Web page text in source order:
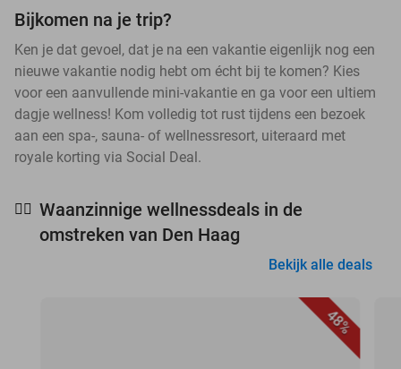
Bijkomen na je trip?
Ken je dat gevoel, dat je na een vakantie eigenlijk nog een
nieuwe vakantie nodig hebt om écht bij te komen? Kies
voor een aanvullende mini-vakantie en ga voor een ultiem
dagje wellness! Kom volledig tot rust tijdens een bezoek
aan een spa-, sauna- of wellnessresort, uiteraard met
royale korting via Social Deal.
🧖‍♀️ Waanzinnige wellnessdeals in de
omstreken van Den Haag
Bekijk alle deals
48%